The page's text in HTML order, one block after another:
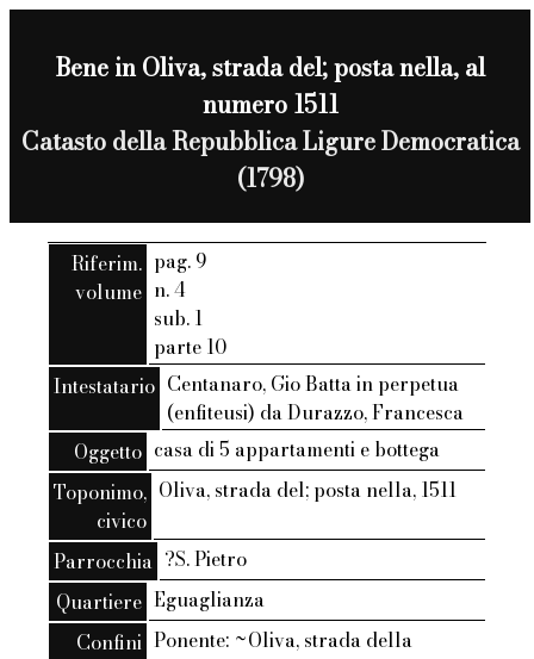
Bene in Oliva, strada del; posta nella, al
numero 1511
Catasto della Repubblica Ligure Democratica
(1798)
Riferim.
volume
pag. 9
n. 4
sub. 1
parte 10
Intestatario Centanaro, Gio Batta in perpetua
(enfiteusi) da Durazzo, Francesca
Oggetto casa di 5 appartamenti e bottega
Toponimo,
civico
Oliva, strada del; posta nella, 1511
Parrocchia ?S. Pietro
Quartiere Eguaglianza
Confini Ponente: ~Oliva, strada della